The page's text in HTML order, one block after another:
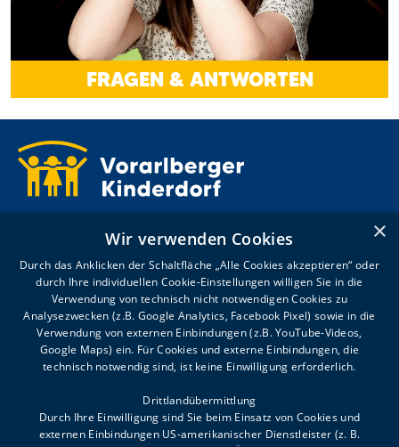
FRAGEN & ANTWORTEN
6900 Bregenz
T +43 5574 4992-0
willkommen@voki.at
Sommeröffnungszeiten:
MO-DO 8.00-12.00, 13.00-16.00
FR 8.00-12.00
×
Wir verwenden Cookies
Durch das Anklicken der Schaltfläche „Alle Cookies akzeptieren“ oder
durch Ihre individuellen Cookie-Einstellungen willigen Sie in die
Verwendung von technisch nicht notwendigen Cookies zu
Analysezwecken (z.B. Google Analytics, Facebook Pixel) sowie in die
Verwendung von externen Einbindungen (z.B. YouTube-Videos,
Google Maps) ein. Für Cookies und externe Einbindungen, die
technisch notwendig sind, ist keine Einwilligung erforderlich.
Drittlandübermittlung
Durch Ihre Einwilligung sind Sie beim Einsatz von Cookies und
externen Einbindungen US-amerikanischer Dienstleister (z. B.